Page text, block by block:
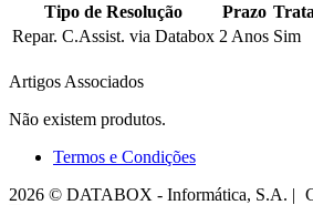
Tipo de Resolução
Prazo
Repar. C.Assist. via Databox 2 Anos Sim
Artigos Associados
Não existem produtos.
Termos e Condições
2026 © DATABOX - Informática, S.A. |